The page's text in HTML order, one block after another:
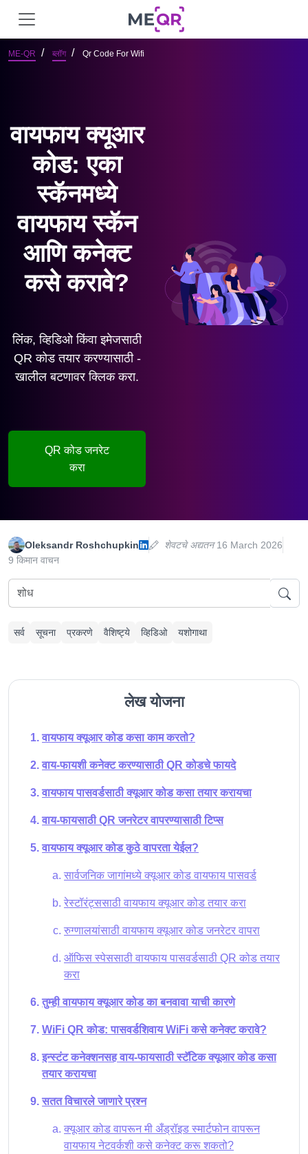
ME-QR ब्लॉग Qr Code For Wifi
वायफाय क्यूआर
कोड: एका
स्कॅनमध्ये
वायफाय स्कॅन
आणि कनेक्ट
कसे करावे?
लिंक, व्हिडिओ किंवा इमेजसाठी
QR कोड तयार करण्यासाठी -
खालील बटणावर क्लिक करा.
QR कोड जनरेट
करा
Oleksandr Roshchupkin शेवटचे अद्यतन16 March 2026
9 किमान वाचन
सर्व सूचना प्रकरणे वैशिष्ट्ये व्हिडिओ यशोगाथा
लेख योजना
वायफाय क्यूआर कोड कसा काम करतो?
वाय-फायशी कनेक्ट करण्यासाठी QR कोडचे फायदे
वायफाय पासवर्डसाठी क्यूआर कोड कसा तयार करायचा
वाय-फायसाठी QR जनरेटर वापरण्यासाठी टिप्स
वायफाय क्यूआर कोड कुठे वापरता येईल?
सार्वजनिक जागांमध्ये क्यूआर कोड वायफाय पासवर्ड
रेस्टॉरंट्ससाठी वायफाय क्यूआर कोड तयार करा
रुग्णालयांसाठी वायफाय क्यूआर कोड जनरेटर वापरा
ऑफिस स्पेससाठी वायफाय पासवर्डसाठी QR कोड तयार
करा
तुम्ही वायफाय क्यूआर कोड का बनवावा याची कारणे
WiFi QR कोड: पासवर्डशिवाय WiFi कसे कनेक्ट करावे?
इन्स्टंट कनेक्शनसह वाय-फायसाठी स्टॅटिक क्यूआर कोड कसा
तयार करायचा
सतत विचारले जाणारे प्रश्न
क्यूआर कोड वापरून मी अँड्रॉइड स्मार्टफोन वापरून
वायफाय नेटवर्कशी कसे कनेक्ट करू शकतो?